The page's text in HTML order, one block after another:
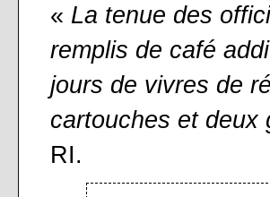
« La tenue des
remplis de café
jours de vivres de
cartouches et deux
RI.